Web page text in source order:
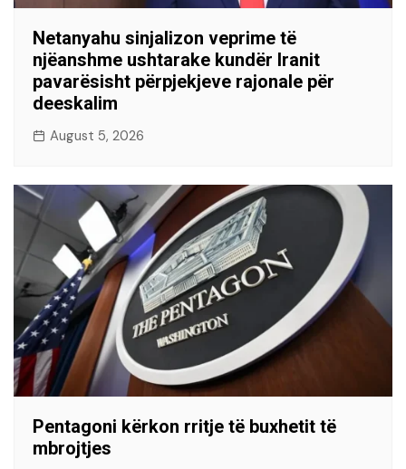
Netanyahu sinjalizon veprime të
njëanshme ushtarake kundër Iranit
pavarësisht përpjekjeve rajonale për
deeskalim
August 5, 2026
Pentagoni kërkon rritje të buxhetit të
mbrojtjes